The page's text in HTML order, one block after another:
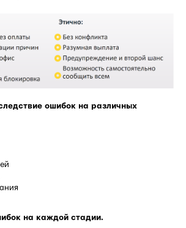
ошибок на различных
на каждой стадии.